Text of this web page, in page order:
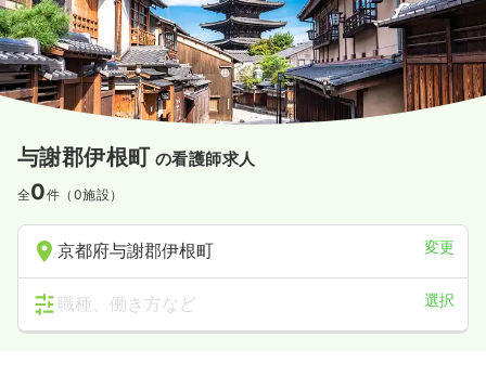
与謝郡伊根町 の看護師求人
全0件（0施設）
京都府与謝郡伊根町 変更
職種、働き方など 選択